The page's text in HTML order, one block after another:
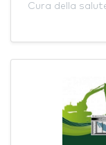
Cura della